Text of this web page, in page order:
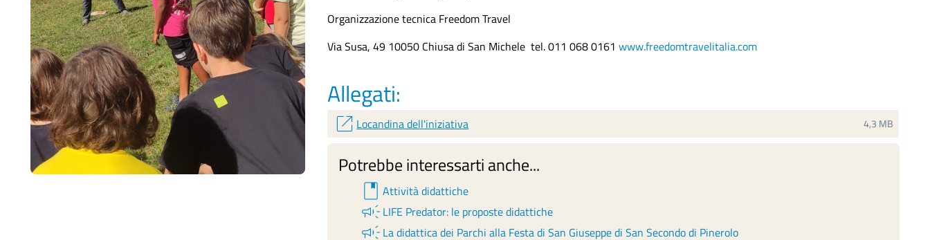
Organizzazione tecnica Freedom Travel
Via Susa, 49 10050 Chiusa di San Michele tel. 011 068 0161www.freedomtravelitalia.com
Allegati:
open_in_newLocandina dell'iniziativa 4,3 MB
Potrebbe interessarti anche...
bookAttività didattiche
campaign LIFE Predator: le proposte didattiche
campaign La didattica dei Parchi alla Festa di San Giuseppe di San Secondo di Pinerolo